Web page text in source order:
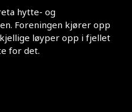
hytte- og
Foreningen kjører opp
løyper opp i fjellet
for det.